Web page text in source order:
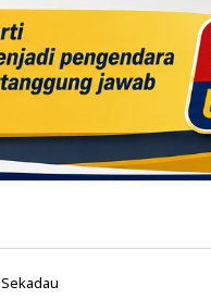
Sekadau